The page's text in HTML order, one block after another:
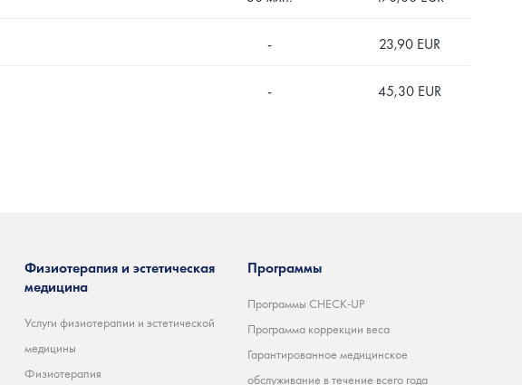
- 23,90 EUR
- 45,30 EUR
Физиотерапия и эстетическая
медицина
Услуги физиотерапии и эстетической
медицины
Физиотерапия
Программы
Программы CHECK-UP
Программа коррекции веса
Гарантированное медицинское
обслуживание в течение всего года